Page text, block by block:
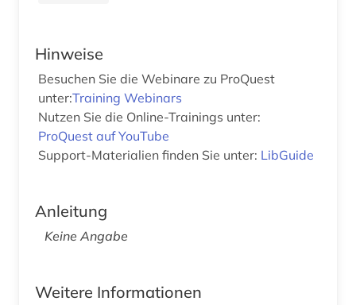
Hinweise
Besuchen Sie die Webinare zu ProQuest
unter:Training Webinars
Nutzen Sie die Online-Trainings unter:
ProQuest auf YouTube
Support-Materialien finden Sie unter: LibGuide
Anleitung
Keine Angabe
Weitere Informationen